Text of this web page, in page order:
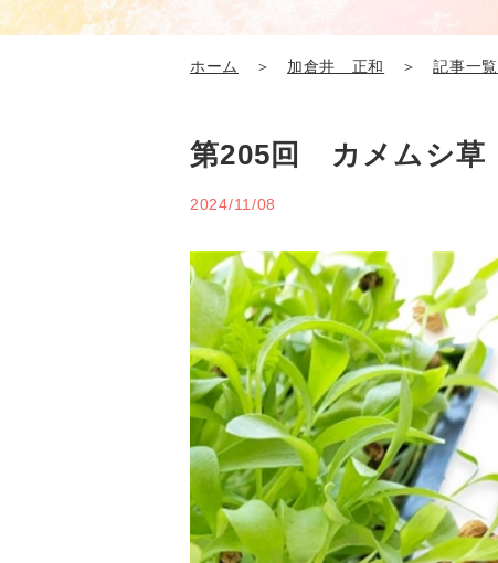
ホーム ＞ 加倉井 正和 ＞記事一覧
第205回 カメムシ草
2024/11/08